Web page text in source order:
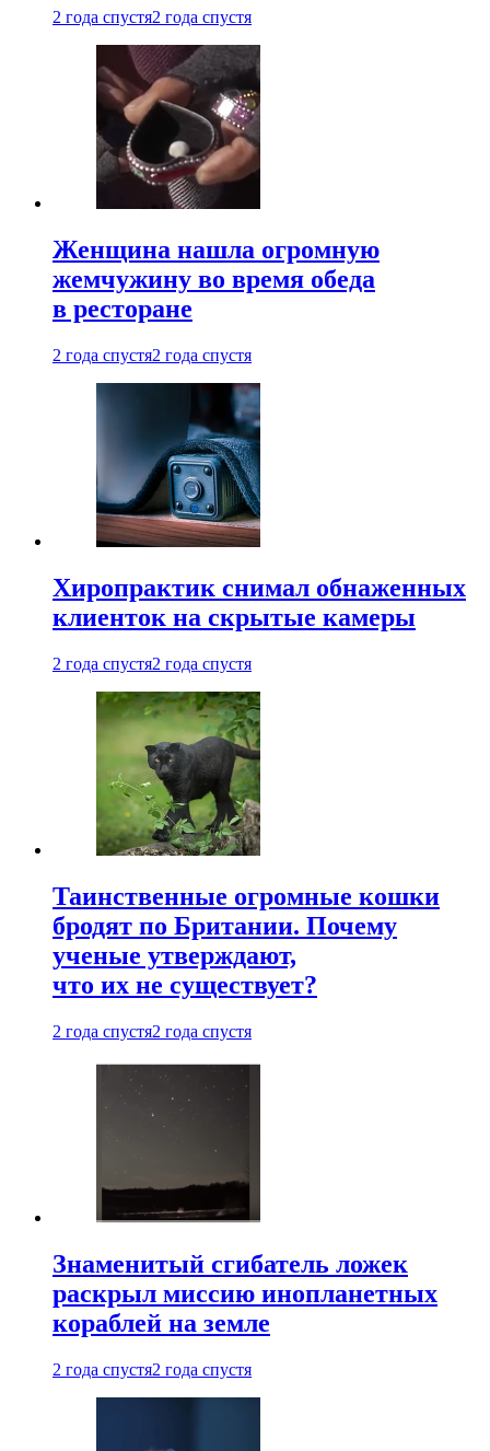
2 года спустя2 года спустя
Женщина нашла огромную
жемчужину во время обеда
в ресторане
2 года спустя2 года спустя
Хиропрактик снимал обнаженных
клиенток на скрытые камеры
2 года спустя2 года спустя
Таинственные огромные кошки
бродят по Британии. Почему
ученые утверждают,
что их не существует?
2 года спустя2 года спустя
Знаменитый сгибатель ложек
раскрыл миссию инопланетных
кораблей на земле
2 года спустя2 года спустя